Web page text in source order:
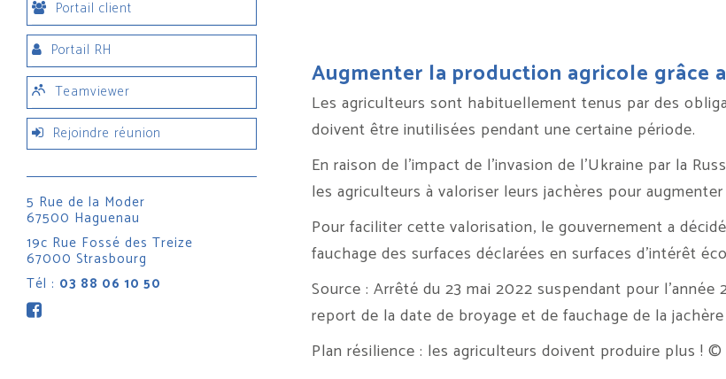
Portail client
Portail RH
Teamviewer
Rejoindre réunion
5 Rue de la Moder
67500 Haguenau
19c Rue Fossé des Treize
67000 Strasbourg
Tél : 03 88 06 10 50
Augmenter la production agricole grâce
Les agriculteurs sont habituellement tenus par des
doivent être inutilisées pendant une certaine période.
En raison de l’impact de l’invasion de l’Ukraine par la
les agriculteurs à valoriser leurs jachères pour
Pour faciliter cette valorisation, le gouvernement a
fauchage des surfaces déclarées en surfaces d’intérêt
Source : Arrêté du 23 mai 2022 suspendant pour
report de la date de broyage et de fauchage de la
Plan résilience : les agriculteurs doivent produire plus ! ©